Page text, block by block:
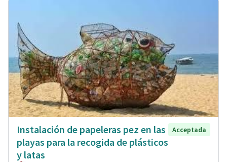
Instalación de papeleras pez en las
playas para la recogida de plásticos
y latas
Acceptada